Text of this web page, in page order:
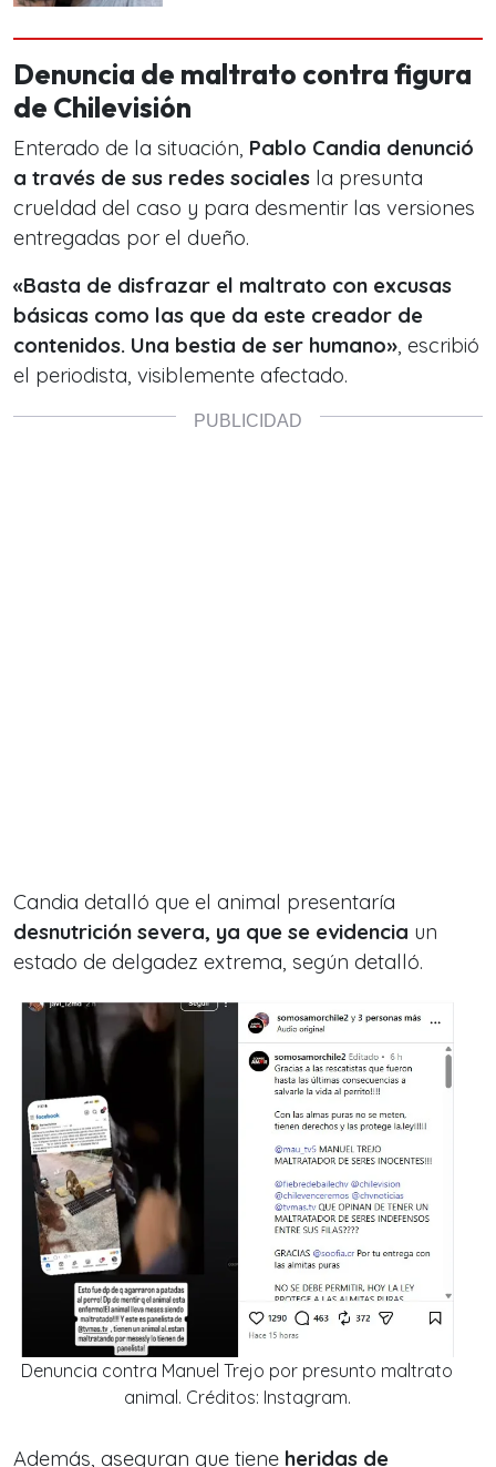
Denuncia de maltrato contra figura
de Chilevisión
Enterado de la situación, Pablo Candia denunció
a través de sus redes sociales la presunta
crueldad del caso y para desmentir las versiones
entregadas por el dueño.
«Basta de disfrazar el maltrato con excusas
básicas como las que da este creador de
contenidos. Una bestia de ser humano», escribió
el periodista, visiblemente afectado.
Candia detalló que el animal presentaría
desnutrición severa, ya que se evidencia un
estado de delgadez extrema, según detalló.
Denuncia contra Manuel Trejo por presunto maltrato
animal. Créditos: Instagram.
Además, aseguran que tiene heridas de